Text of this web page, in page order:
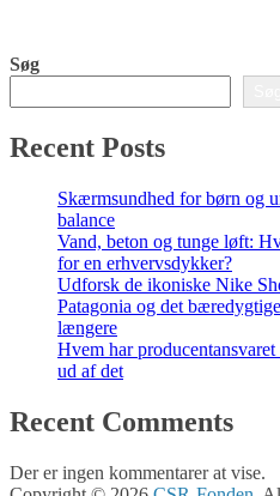
Søg
Recent Posts
Skærmsundhed for børn og
balance
Vand, beton og tunge løft:
for en erhvervsdykker?
Udforsk de ikoniske Nike
Patagonia og det
længere
Hvem har
ud af det
Recent Comments
Der er ingen kommentarer at vise.